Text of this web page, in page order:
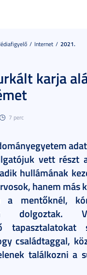
Internet 2021.
karja
7 perc
vett részt
hullámának
hanem más
a mentőknél,
dolgoztak.
tapasztalatokat
családtaggal,
találkozni a